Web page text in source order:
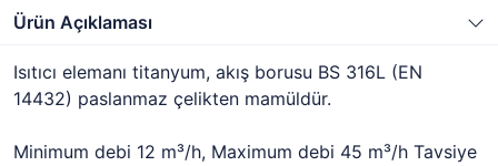
Ürün Açıklaması
Isıtıcı elemanı titanyum, akış borusu BS 316L (EN
14432) paslanmaz çelikten mamüldür.
Minimum debi 12 m³/h, Maximum debi 45 m³/h Tavsiye